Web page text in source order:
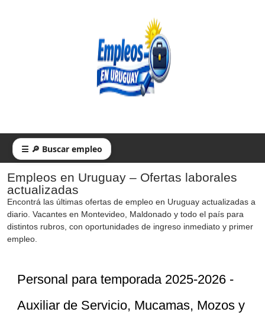
☰ 🔎 Buscar empleo
Empleos en Uruguay – Ofertas laborales
actualizadas
Encontrá las últimas ofertas de empleo en Uruguay actualizadas a
diario. Vacantes en Montevideo, Maldonado y todo el país para
distintos rubros, con oportunidades de ingreso inmediato y primer
empleo.
Personal para temporada 2025-2026 -
Auxiliar de Servicio, Mucamas, Mozos y